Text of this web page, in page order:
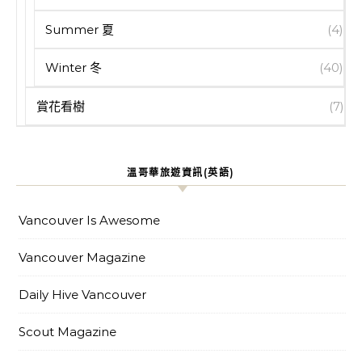
Summer 夏 (4)
Winter 冬 (40)
賞花看樹 (7)
溫哥華旅遊資訊(英語)
Vancouver Is Awesome
Vancouver Magazine
Daily Hive Vancouver
Scout Magazine